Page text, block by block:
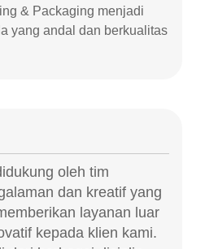
& Packaging menjadi
yang andal dan berkualitas
oleh tim
dan kreatif yang
layanan luar
kepada klien kami.